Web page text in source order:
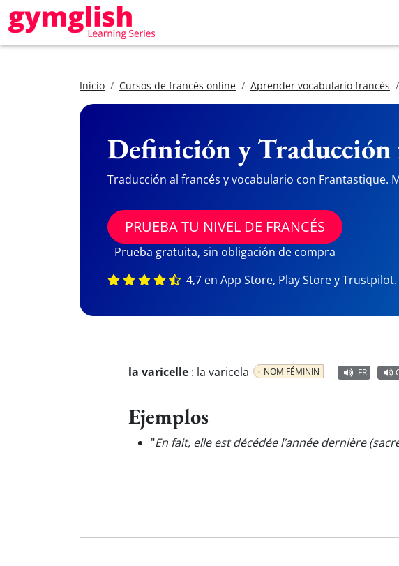
Inicio Cursos de francés online Aprender vocabulario francés
Definición y Traducción
Traducción al francés y vocabulario con Frantastique.
PRUEBA TU NIVEL DE FRANCÉS
Prueba gratuita, sin obligación de compra
4,7 en App Store, Play Store y
la varicelle : la varicela NOM FÉMININ FR
Ejemplos
"En fait, elle est décédée l’année dernière